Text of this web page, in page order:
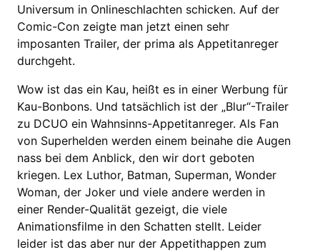
Universum in Onlineschlachten schicken. Auf der
Comic-Con zeigte man jetzt einen sehr
imposanten Trailer, der prima als Appetitanreger
durchgeht.
Wow ist das ein Kau, heißt es in einer Werbung für
Kau-Bonbons. Und tatsächlich ist der „Blur“-Trailer
zu DCUO ein Wahnsinns-Appetitanreger. Als Fan
von Superhelden werden einem beinahe die Augen
nass bei dem Anblick, den wir dort geboten
kriegen. Lex Luthor, Batman, Superman, Wonder
Woman, der Joker und viele andere werden in
einer Render-Qualität gezeigt, die viele
Animationsfilme in den Schatten stellt. Leider
leider ist das aber nur der Appetithappen zum